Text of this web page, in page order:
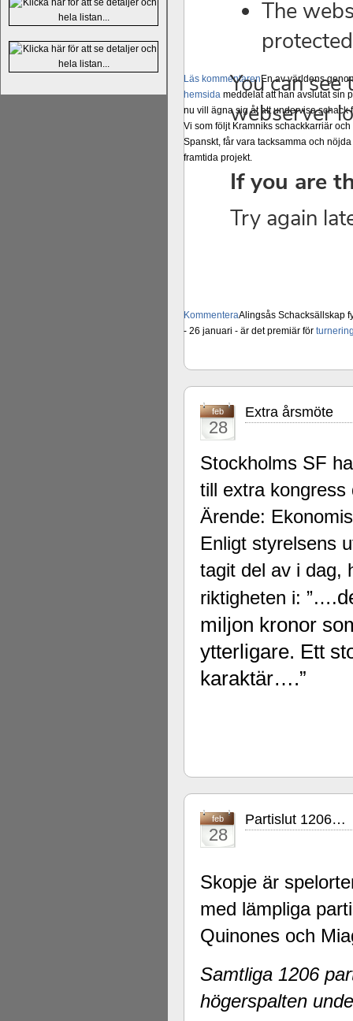
Läs kommentarenEn av världens
hemsida meddelat att han avslutat sin
nu vill ägna sig åt att undervisa
Vi som följt Kramniks schackkarriär
Spanskt, får vara tacksamma och
framtida projekt.
KommenteraAlingsås Schacksällskap
- 26 januari - är det premiär för
feb
28
Extra årsmöte
Stockholms SF
till extra kongress
Ärende:
Enligt styrelsens
tagit del av i dag,
riktigheten i: ”….
miljon kronor
ytterligare. Ett
karaktär….”
feb
28
Partislut 1206…
Skopje är
med lämpliga
Quinones och
Samtliga 1206
högerspalten